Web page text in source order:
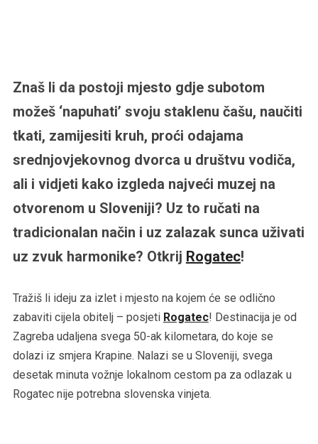
Znaš li da postoji mjesto gdje subotom
možeš ‘napuhati’ svoju staklenu čašu, naučiti
tkati, zamijesiti kruh, proći odajama
srednjovjekovnog dvorca u društvu vodiča,
ali i vidjeti kako izgleda najveći muzej na
otvorenom u Sloveniji? Uz to ručati na
tradicionalan način i uz zalazak sunca uživati
uz zvuk harmonike? Otkrij Rogatec!
Tražiš li ideju za izlet i mjesto na kojem će se odlično
zabaviti cijela obitelj – posjeti Rogatec! Destinacija je od
Zagreba udaljena svega 50-ak kilometara, do koje se
dolazi iz smjera Krapine. Nalazi se u Sloveniji, svega
desetak minuta vožnje lokalnom cestom pa za odlazak u
Rogatec nije potrebna slovenska vinjeta.